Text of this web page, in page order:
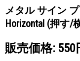
メタル サイン
Horizontal (押す/
販売価格: 550